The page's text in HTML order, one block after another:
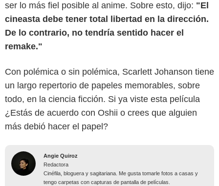
ser lo más fiel posible al anime. Sobre esto, dijo: "El
cineasta debe tener total libertad en la dirección.
De lo contrario, no tendría sentido hacer el
remake."
Con polémica o sin polémica, Scarlett Johanson tiene
un largo repertorio de papeles memorables, sobre
todo, en la ciencia ficción. Si ya viste esta película
¿Estás de acuerdo con Oshii o crees que alguien
más debió hacer el papel?
Angie Quiroz
Redactora
Cinéfila, bloguera y sagitariana. Me gusta tomarle fotos a casas y
tengo carpetas con capturas de pantalla de películas.